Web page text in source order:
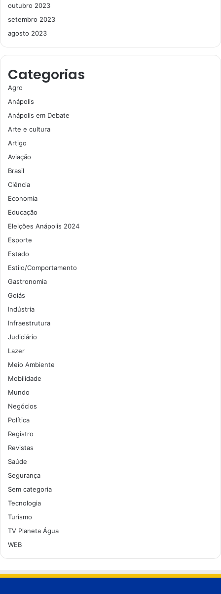
outubro 2023
setembro 2023
agosto 2023
Categorias
Agro
Anápolis
Anápolis em Debate
Arte e cultura
Artigo
Aviação
Brasil
Ciência
Economia
Educação
Eleições Anápolis 2024
Esporte
Estado
Estilo/Comportamento
Gastronomia
Goiás
Indústria
Infraestrutura
Judiciário
Lazer
Meio Ambiente
Mobilidade
Mundo
Negócios
Política
Registro
Revistas
Saúde
Segurança
Sem categoria
Tecnologia
Turismo
TV Planeta Água
WEB